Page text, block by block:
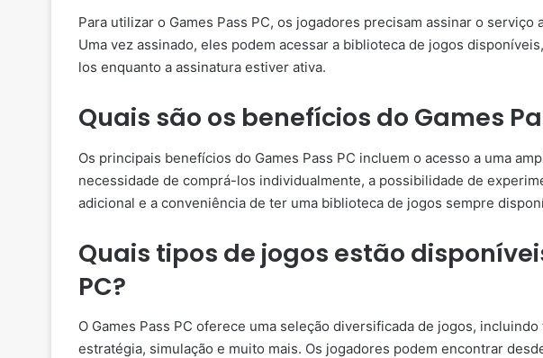
Para utilizar o Games Pass PC, os jogadores precisam assinar o serviço
Uma vez assinado, eles podem acessar a biblioteca de jogos
los enquanto a assinatura estiver ativa.
Quais são os benefícios do Games
Os principais benefícios do Games Pass PC incluem o acesso a uma
necessidade de comprá-los individualmente, a possibilidade de
adicional e a conveniência de ter uma biblioteca de jogos sempre
Quais tipos de jogos estão
PC?
O Games Pass PC oferece uma seleção diversificada de jogos,
estratégia, simulação e muito mais. Os jogadores podem encontrar